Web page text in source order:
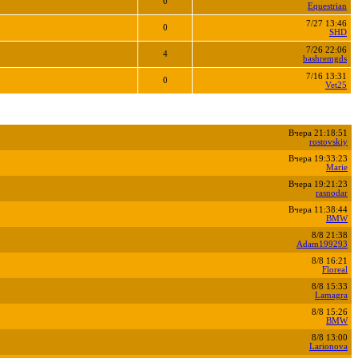
Equestrian
0
7/27 13:46
SHD
4
7/26 22:06
bashremgds
0
7/16 13:31
Vet25
Вчера 21:18:51
rostovskiy
Вчера 19:33:23
Marie
Вчера 19:21:23
rasnodar
Вчера 11:38:44
BMW
8/8 21:38
Adam199293
8/8 16:21
Floreal
8/8 15:33
Lamagra
8/8 15:26
BMW
8/8 13:00
Larionova